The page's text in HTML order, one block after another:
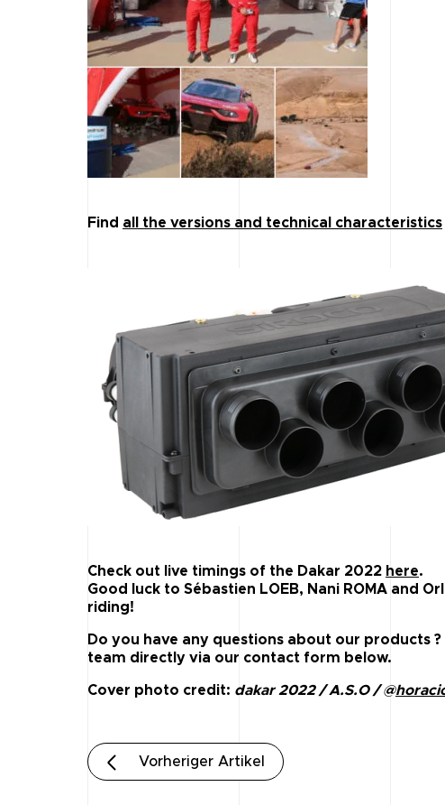
Find all the versions and technical characteristics
Check out live timings of the Dakar 2022 here.
Good luck to Sébastien LOEB, Nani ROMA and
riding!
Do you have any questions about our products
team directly via our contact form below.
Cover photo credit: dakar 2022 / A.S.O / @
Vorheriger Artikel